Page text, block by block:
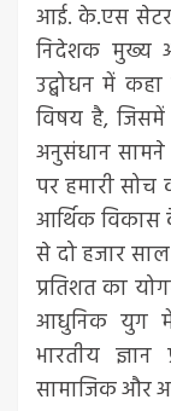
आई. के.एस सेटर
निदेशक मुख्य
उद्बोधन में
विषय है,
अनुसंधान सामने
पर हमारी सोच
आर्थिक विकास
से दो हजार
प्रतिशत का
आधुनिक युग में
भारतीय
सामाजिक और